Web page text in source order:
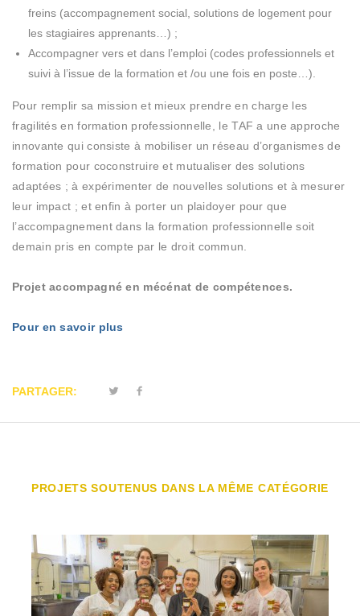
freins (accompagnement social, solutions de logement pour
les stagiaires apprenants…) ;
Accompagner vers et dans l’emploi (codes professionnels et
suivi à l’issue de la formation et /ou une fois en poste…).
Pour remplir sa mission et mieux prendre en charge les
fragilités en formation professionnelle, le TAF a une approche
innovante qui consiste à mobiliser un réseau d’organismes de
formation pour coconstruire et mutualiser des solutions
adaptées ; à expérimenter de nouvelles solutions et à mesurer
leur impact ; et enfin à porter un plaidoyer pour que
l’accompagnement dans la formation professionnelle soit
demain pris en compte par le droit commun.
Projet accompagné en mécénat de compétences.
Pour en savoir plus
PARTAGER:
PROJETS SOUTENUS DANS LA MÊME CATÉGORIE
RE-BELLE